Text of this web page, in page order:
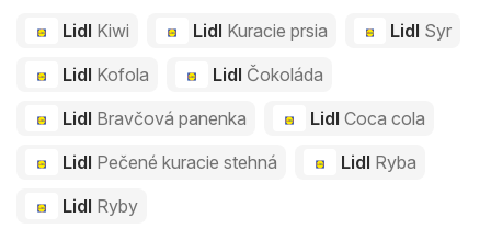
Lidl Kiwi Lidl Kuracie prsia Lidl Syr
Lidl Kofola Lidl Čokoláda
Lidl Bravčová panenka Lidl Coca cola
Lidl Pečené kuracie stehná Lidl Ryba
Lidl Ryby